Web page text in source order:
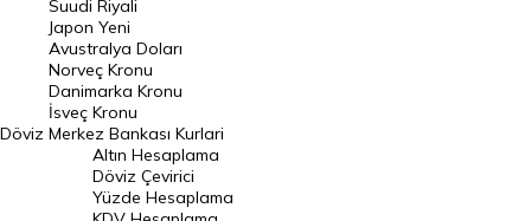
Avustralya Doları
Danimarka Kronu Kuru
Kanada Doları Kuru
Norveç Kronu Kuru
İsveç Kronu Kuru
Japon Yeni Kuru
Döviz
Suudi Riyali
Japon Yeni
Avustralya Doları
Norveç Kronu
Danimarka Kronu
İsveç Kronu
Merkez Bankası Kurlari
Altın Hesaplama
Döviz Çevirici
Yüzde Hesaplama